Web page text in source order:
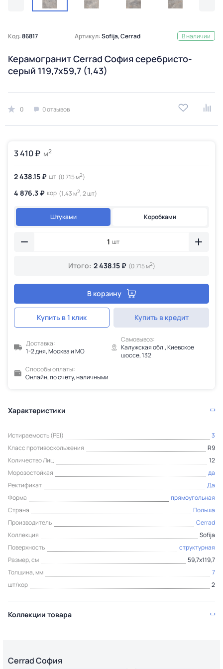
Код:86817 Артикул:Sofija, Cerrad В наличии
Керамогранит Cerrad София серебристо-
серый 119,7x59,7 (1,43)
0 0 отзывов
3 410 ₽ м2
2 438.15 ₽ шт (0.715 м2)
4 876.3 ₽ кор (1.43 м2, 2 шт)
Штуками Коробками
шт
Итого: 2 438.15 ₽ (0.715 м2)
В корзину
Купить в 1 клик Купить в кредит
Доставка:
1-2 дня, Москва и МО
Самовывоз:
Калужская обл., Киевское
шоссе, 132
Способы оплаты:
Онлайн, по счету, наличными
Характеристики
Истираемость (PEI)
3
Класс противоскольжения
R9
Количество Лиц
12
Морозостойкая
да
Ректификат
Да
Форма
прямоугольная
Страна
Польша
Производитель
Cerrad
Коллекция
Sofija
Поверхность
структурная
Размер, см
59,7x119,7
Толщина, мм
7
шт/кор
2
Коллекции товара
Cerrad София